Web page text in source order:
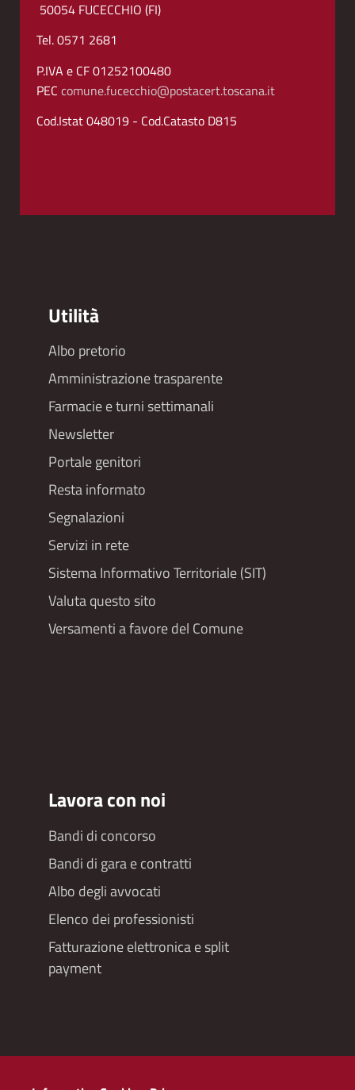
50054 FUCECCHIO (FI)
Tel. 0571 2681
P.IVA e CF 01252100480
PEC comune.fucecchio@postacert.toscana.it
Cod.Istat 048019 - Cod.Catasto D815
Utilità
Footer
menu
Albo pretorio
Amministrazione trasparente
Farmacie e turni settimanali
Newsletter
Portale genitori
Resta informato
Segnalazioni
Servizi in rete
Sistema Informativo Territoriale (SIT)
Valuta questo sito
Versamenti a favore del Comune
Lavora con noi
Bandi di concorso
Bandi di gara e contratti
Albo degli avvocati
Elenco dei professionisti
Fatturazione elettronica e split
payment